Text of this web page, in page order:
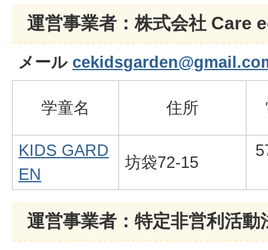
運営事業者：株式会社 Care
メール
学童名 住所
KIDS GARD
EN
坊袋72-15
運営事業者：特定非営利活動